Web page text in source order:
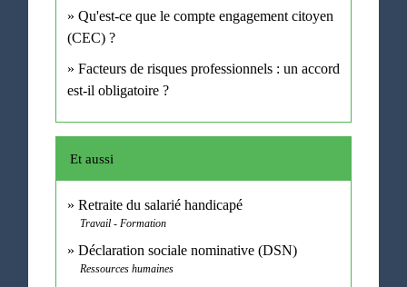
Qu'est-ce que le compte engagement citoyen
(CEC) ?
Facteurs de risques professionnels : un accord
est-il obligatoire ?
Et aussi
Retraite du salarié handicapé
Travail - Formation
Déclaration sociale nominative (DSN)
Ressources humaines